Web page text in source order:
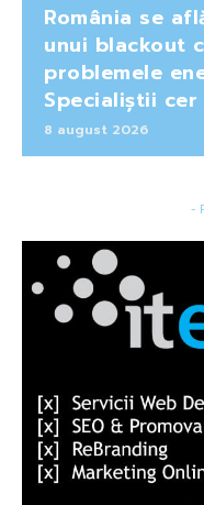
România se
unui blackout
problemele
Specialiștii
8 august 2026
-